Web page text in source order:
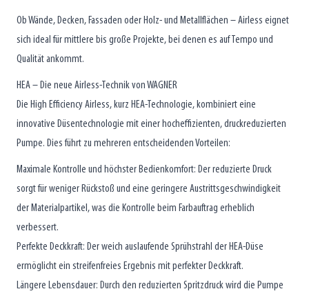
Ob Wände, Decken, Fassaden oder Holz- und Metallflächen – Airless eignet
sich ideal für mittlere bis große Projekte, bei denen es auf Tempo und
Qualität ankommt.
HEA – Die neue Airless-Technik von WAGNER
Die High Efficiency Airless, kurz HEA-Technologie, kombiniert eine
innovative Düsentechnologie mit einer hocheffizienten, druckreduzierten
Pumpe. Dies führt zu mehreren entscheidenden Vorteilen:
Maximale Kontrolle und höchster Bedienkomfort: Der reduzierte Druck
sorgt für weniger Rückstoß und eine geringere Austrittsgeschwindigkeit
der Materialpartikel, was die Kontrolle beim Farbauftrag erheblich
verbessert.
Perfekte Deckkraft: Der weich auslaufende Sprühstrahl der HEA-Düse
ermöglicht ein streifenfreies Ergebnis mit perfekter Deckkraft.
Längere Lebensdauer: Durch den reduzierten Spritzdruck wird die Pumpe